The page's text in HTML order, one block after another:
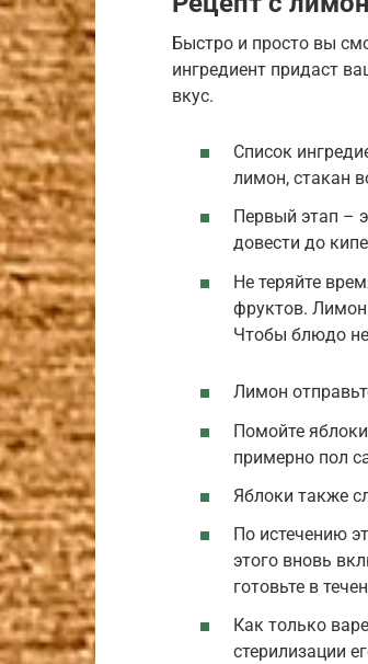
Быстро и просто вы
ингредиент придаст
вкус.
Список
лимон, стакан
Первый этап –
довести до
Не теряйте
фруктов. Лимон
Чтобы блюдо
Лимон
Помойте
примерно пол
Яблоки также
По истечению
этого вновь
готовьте в
Как только
стерилизации